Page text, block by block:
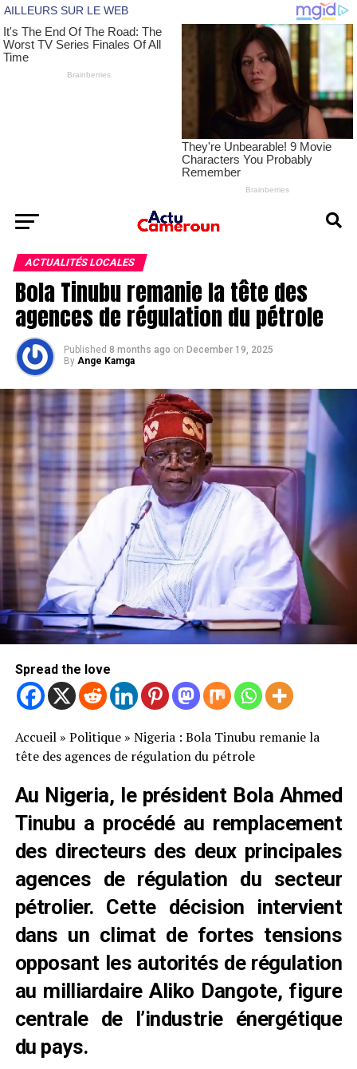
ACTUALITÉS LOCALES
Bola Tinubu remanie la tête des
agences de régulation du pétrole
Published 8 months ago on December 19, 2025
By Ange Kamga
Spread the love
Accueil» Politique» Nigeria : Bola Tinubu remanie la
tête des agences de régulation du pétrole
Au Nigeria, le président Bola Ahmed
Tinubu a procédé au remplacement
des directeurs des deux principales
agences de régulation du secteur
pétrolier. Cette décision intervient
dans un climat de fortes tensions
opposant les autorités de régulation
au milliardaire Aliko Dangote, figure
centrale de l’industrie énergétique
du pays.